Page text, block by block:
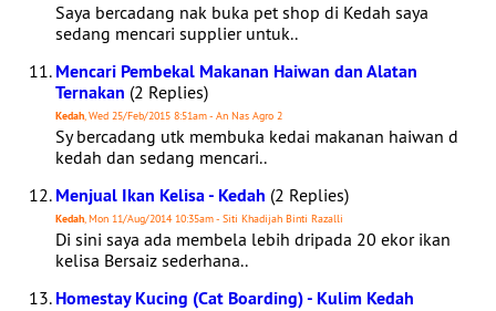
Saya bercadang nak buka pet shop di Kedah saya
sedang mencari supplier untuk..
Mencari Pembekal Makanan Haiwan dan Alatan
Ternakan (2 Replies)
Kedah, Wed 25/Feb/2015 8:51am - An Nas Agro 2
Sy bercadang utk membuka kedai makanan haiwan d
kedah dan sedang mencari..
Menjual Ikan Kelisa - Kedah (2 Replies)
Kedah, Mon 11/Aug/2014 10:35am - Siti Khadijah Binti Razalli
Di sini saya ada membela lebih dripada 20 ekor ikan
kelisa Bersaiz sederhana..
Homestay Kucing (Cat Boarding) - Kulim Kedah